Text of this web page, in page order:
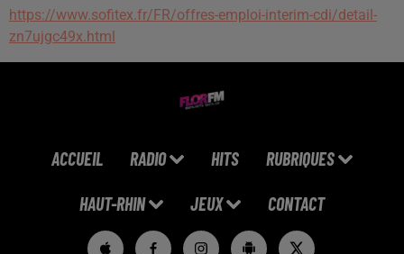
https://www.sofitex.fr/FR/offres-emploi-interim-cdi/detail-
zn7ujgc49x.html
ACCUEIL RADIO HITS RUBRIQUES
HAUT-RHIN JEUX CONTACT